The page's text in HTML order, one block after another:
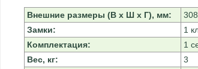
Внешние размеры (В х Ш х Г), мм:
Замки:
1
Комплектация:
1
Вес, кг:
3